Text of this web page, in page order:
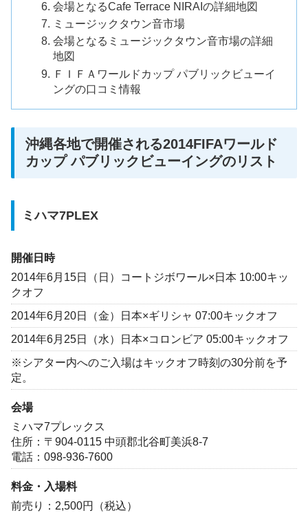
会場となるCafe Terrace NIRAIの詳細地図
ミュージックタウン音市場
会場となるミュージックタウン音市場の詳細
地図
ＦＩＦＡワールドカップ パブリックビューイ
ングの口コミ情報
沖縄各地で開催される2014FIFAワールド
カップ パブリックビューイングのリスト
ミハマ7PLEX
開催日時
2014年6月15日（日）コートジボワール×日本 10:00キッ
クオフ
2014年6月20日（金）日本×ギリシャ 07:00キックオフ
2014年6月25日（水）日本×コロンビア 05:00キックオフ
※シアター内へのご入場はキックオフ時刻の30分前を予
定。
会場
ミハマ7プレックス
住所：〒904-0115 中頭郡北谷町美浜8-7
電話：098-936-7600
料金・入場料
前売り：2,500円（税込）